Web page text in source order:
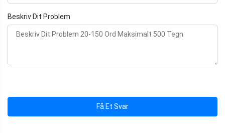
Beskriv Dit Problem
Få Et Svar